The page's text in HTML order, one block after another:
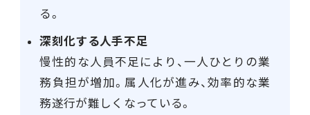
る。
深刻化する人手不足
慢性的な人員不足により、一人ひとりの業
務負担が増加。属人化が進み、効率的な業
務遂行が難しくなっている。